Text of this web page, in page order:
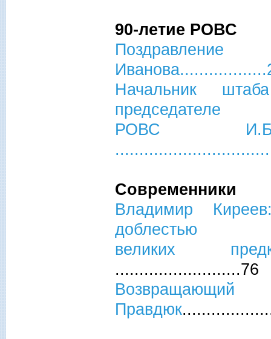
90-летие РОВС
Начальник
председателе
РОВС И.Б.
Современники
Владимир
доблестью
великих
..........................76
Правдюк